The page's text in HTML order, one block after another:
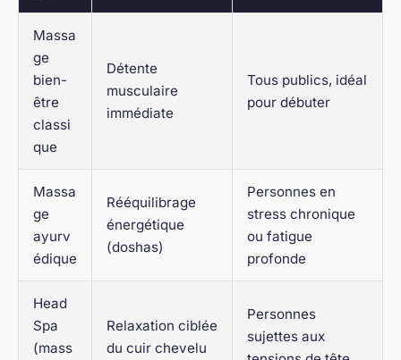
Massa
ge
bien-
être
classi
que
Détente
musculaire
immédiate
Tous publics, idéal
pour débuter
Massa
ge
ayurv
édique
Rééquilibrage
énergétique
(doshas)
Personnes en
stress chronique
ou fatigue
profonde
Head
Spa
(mass
Relaxation ciblée
du cuir chevelu
Personnes
sujettes aux